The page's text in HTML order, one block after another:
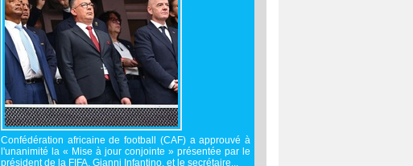
Confédération africaine de football (CAF) a approuvé à
l'unanimité la « Mise à jour conjointe » présentée par le
président de la FIFA, Gianni Infantino, et le secrétaire...